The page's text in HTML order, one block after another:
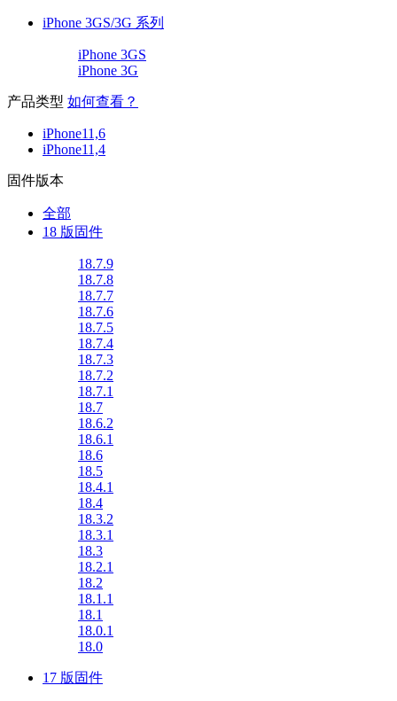
iPhone 3GS/3G 系列
iPhone 3GS
iPhone 3G
产品类型 如何查看？
iPhone11,6
iPhone11,4
固件版本
全部
18 版固件
18.7.9
18.7.8
18.7.7
18.7.6
18.7.5
18.7.4
18.7.3
18.7.2
18.7.1
18.7
18.6.2
18.6.1
18.6
18.5
18.4.1
18.4
18.3.2
18.3.1
18.3
18.2.1
18.2
18.1.1
18.1
18.0.1
18.0
17 版固件